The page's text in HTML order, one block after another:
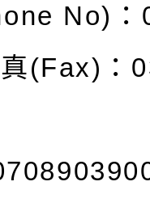
No)：
(Fax)：